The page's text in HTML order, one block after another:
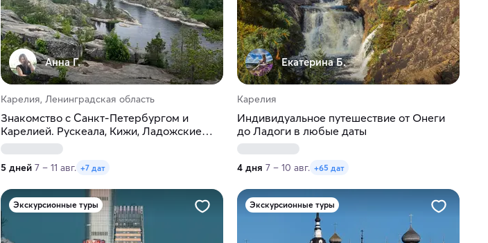
Анна Г.
Карелия, Ленинградская область
Знакомство с Санкт-Петербургом и
Карелией. Рускеала, Кижи, Ладожские
шхеры
5 дней 7 – 11 авг. +7 дат
Екатерина Б.
Карелия
Индивидуальное путешествие от Онеги
до Ладоги в любые даты
4 дня 7 – 10 авг. +65 дат
Экскурсионные туры Экскурсионные туры